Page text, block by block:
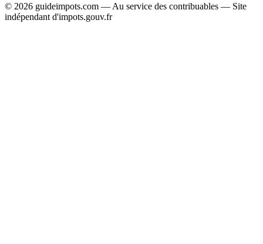
© 2026 guideimpots.com — Au service des contribuables — Site
indépendant d'impots.gouv.fr